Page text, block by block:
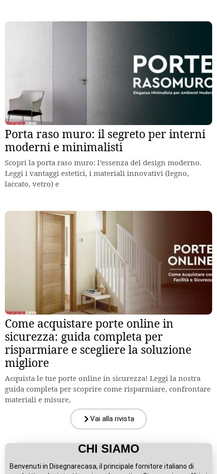
Porta raso muro: il segreto per interni
moderni e minimalisti
Scopri la porta raso muro: l’essenza del design moderno.
Leggi i vantaggi estetici, i materiali innovativi (legno,
laccato, vetro) e
Come acquistare porte online in
sicurezza: guida completa per
risparmiare e scegliere la soluzione
migliore
Acquista le tue porte online in sicurezza! Leggi la nostra
guida completa per scoprire come risparmiare, confrontare
materiali e misure,
Vai alla rivista
CHI SIAMO
Benvenuti in Disegnarecasa, il principale fornitore italiano di